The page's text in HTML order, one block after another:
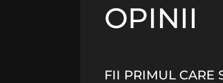
OPINII
FII PRIMUL CARE